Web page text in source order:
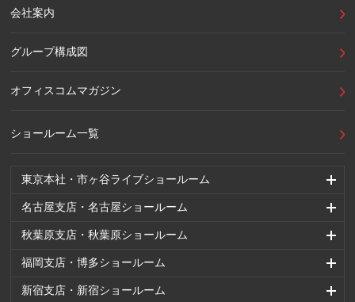
東京本社・市ヶ谷ライブショールーム
名古屋支店・名古屋ショールーム
秋葉原支店・秋葉原ショールーム
福岡支店・博多ショールーム
新宿支店・新宿ショールーム
会社案内
グループ構成図
オフィスコムマガジン
ショールーム一覧